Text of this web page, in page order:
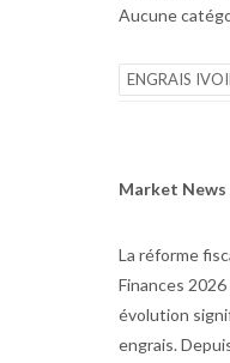
Aucune
ENGRAIS
Market
La réforme
Finances
évolution
engrais.